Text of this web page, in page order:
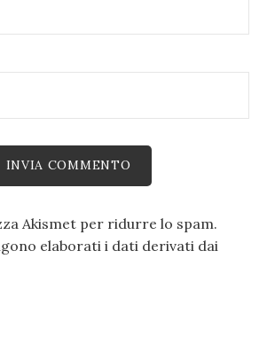
Akismet per ridurre lo spam.
elaborati i dati derivati dai